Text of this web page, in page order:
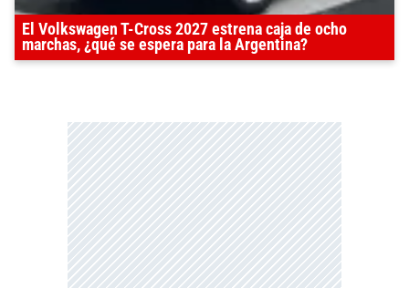
El Volkswagen T-Cross 2027 estrena caja de ocho
marchas, ¿qué se espera para la Argentina?